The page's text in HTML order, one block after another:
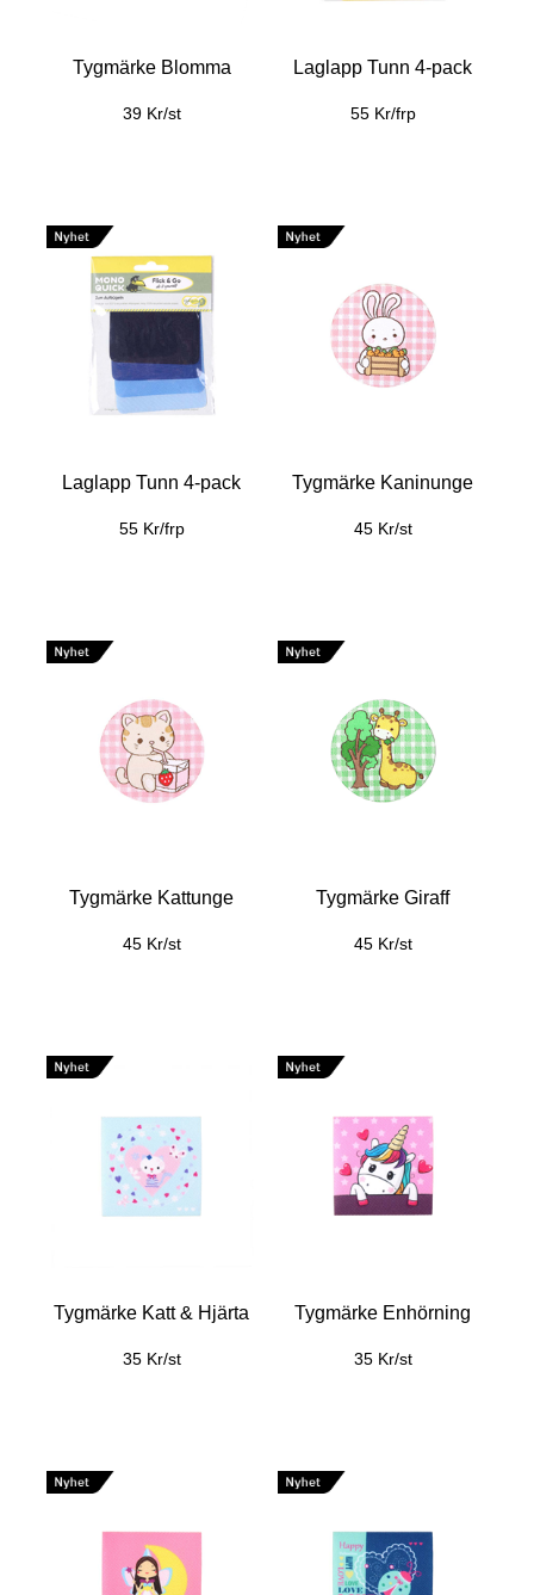
Tygmärke Blomma
39 Kr/st
Laglapp Tunn 4-pack
55 Kr/frp
Laglapp Tunn 4-pack
55 Kr/frp
Tygmärke Kaninunge
45 Kr/st
Tygmärke Kattunge
45 Kr/st
Tygmärke Giraff
45 Kr/st
Tygmärke Katt & Hjärta
35 Kr/st
Tygmärke Enhörning
35 Kr/st